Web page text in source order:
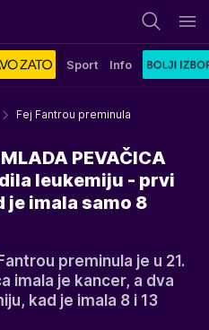
Sport Info
Fej Fantrou preminula
PEVAČICA
leukemiju - prvi
je imala samo 8
preminula je u 21.
imala je kancer, a dva
kad je imala 8 i 13